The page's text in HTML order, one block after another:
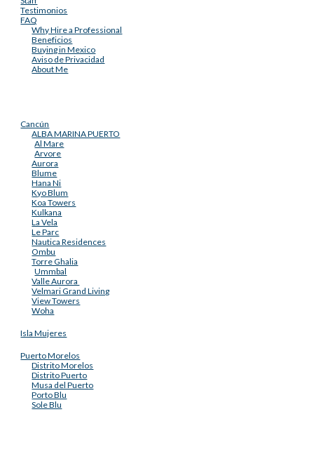
Testimonios
FAQ
Why Hire a Professional
Beneficios
Buying in Mexico
Aviso de Privacidad
About Me
Cancún
ALBA MARINA PUERTO
Al Mare
Arvore
Aurora
Blume
Hana Ni
Kyo Blum
Koa Towers
Kulkana
La Vela
Le Parc
Nautica Residences
Ombu
Torre Ghalia
Ummbal
Valle Aurora
Velmari Grand Living
View Towers
Woha
Isla Mujeres
Puerto Morelos
Distrito Morelos
Distrito Puerto
Musa del Puerto
Porto Blu
Sole Blu